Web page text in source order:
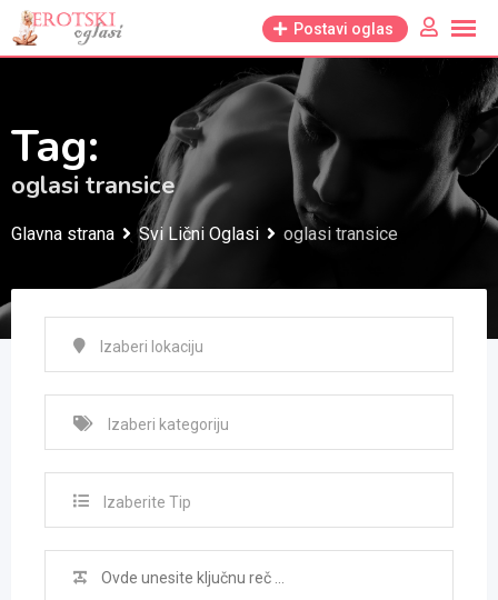
Skip
to
Postavi oglas
Tag:
oglasi transice
Glavna strana Svi Lični Oglasi oglasi transice
Izaberite Tip